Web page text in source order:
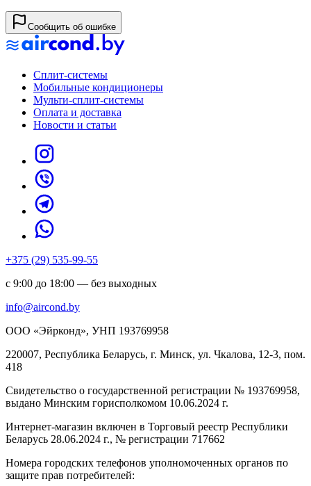
Сообщить об ошибке
Сплит-системы
Мобильные кондиционеры
Мульти-сплит-системы
Оплата и доставка
Новости и статьи
+375 (29) 535-99-55
с 9:00 до 18:00 — без выходных
info@aircond.by
ООО «Эйрконд», УНП 193769958
220007, Республика Беларусь, г. Минск, ул. Чкалова, 12-3, пом.
418
Cвидетельство о государственной регистрации № 193769958,
выдано Минским горисполкомом 10.06.2024 г.
Интернет-магазин включен в Торговый реестр Республики
Беларусь 28.06.2024 г., № регистрации 717662
Номера городских телефонов уполномоченных органов по
защите прав потребителей: